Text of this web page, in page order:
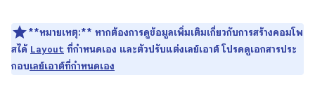
**หมายเหตุ:** หากต้องการดูข้อมูลเพิ่มเติมเกี่ยวกับการสร้างคอมโพ
สได้ Layout ที่กำหนดเอง และตัวปรับแต่งเลย์เอาต์ โปรดดูเอกสารประ
กอบเลย์เอาต์ที่กำหนดเอง